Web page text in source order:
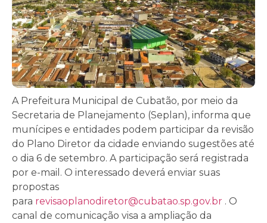
A Prefeitura Municipal de Cubatão, por meio da
Secretaria de Planejamento (Seplan), informa que
munícipes e entidades podem participar da revisão
do Plano Diretor da cidade enviando sugestões até
o dia 6 de setembro. A participação será registrada
por e-mail. O interessado deverá enviar suas
propostas
para revisaoplanodiretor@cubatao.sp.gov.br . O
canal de comunicação visa a ampliação da